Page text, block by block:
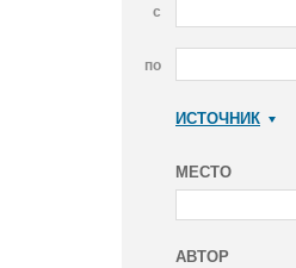
с
по
ИСТОЧНИК
МЕСТО
АВТОР